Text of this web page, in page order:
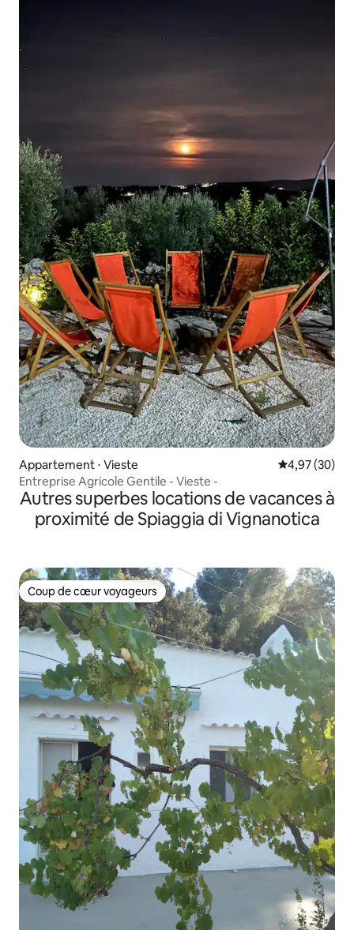
Appartement ⋅ Vieste Évaluation
4,97 (30)
Entreprise Agricole Gentile - Vieste -
Autres superbes locations de vacances à
proximité de Spiaggia di Vignanotica
Coup de cœur voyageurs
Coup de cœur voyageurs